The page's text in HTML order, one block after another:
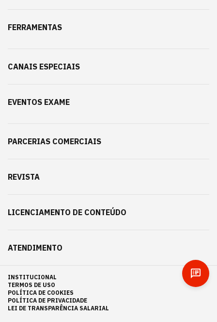
FERRAMENTAS
CANAIS ESPECIAIS
EVENTOS EXAME
PARCERIAS COMERCIAIS
REVISTA
LICENCIAMENTO DE CONTEÚDO
ATENDIMENTO
INSTITUCIONAL
TERMOS DE USO
POLÍTICA DE COOKIES
POLÍTICA DE PRIVACIDADE
LEI DE TRANSPARÊNCIA SALARIAL